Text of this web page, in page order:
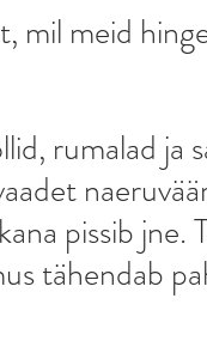
mil meid
rumalad ja
pissib jne.
tähendab